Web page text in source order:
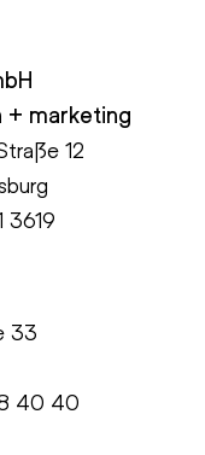
+ marketing
12
3619
33
40 40